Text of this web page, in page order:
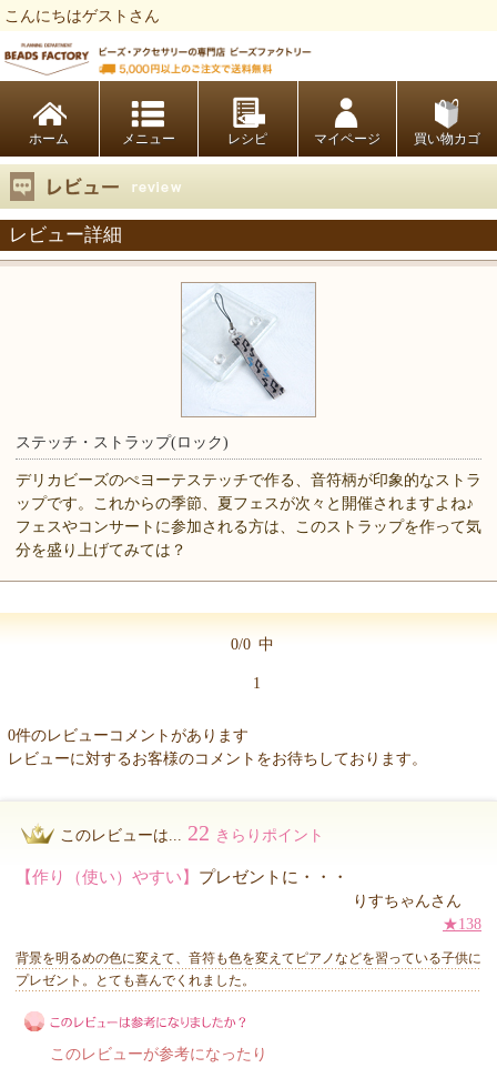
こんにちはゲストさん
ホーム レシピ マイページ 買い物カゴ
レビュー詳細
ステッチ・ストラップ(ロック)
デリカビーズのぺヨーテステッチで作る、音符柄が印象的なストラ
ップです。これからの季節、夏フェスが次々と開催されますよね♪
フェスやコンサートに参加される方は、このストラップを作って気
分を盛り上げてみては？
0/0 中
1
0件のレビューコメントがあります
レビューに対するお客様のコメントをお待ちしております。
このレビューは... 22 きらりポイント
【作り（使い）やすい】 プレゼントに・・・
りすちゃんさん
★138
背景を明るめの色に変えて、音符も色を変えてピアノなどを習っている子供に
プレゼント。とても喜んでくれました。
このレビューが参考になったり